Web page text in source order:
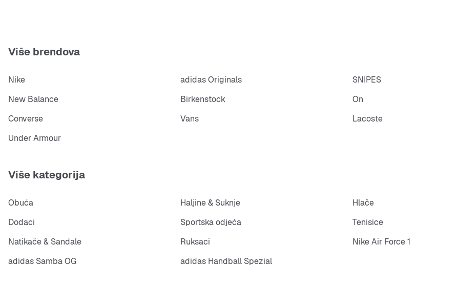
Više brendova
Nike adidas Originals SNIPES
New Balance
Birkenstock On
Converse
Vans Lacoste
Under Armour
Više kategorija
Obuća Haljine & Suknje Hlače
Dodaci
Sportska odjeća Tenisice
Natikače & Sandale
Ruksaci Nike Air Force 1
adidas Samba OG
adidas Handball Spezial